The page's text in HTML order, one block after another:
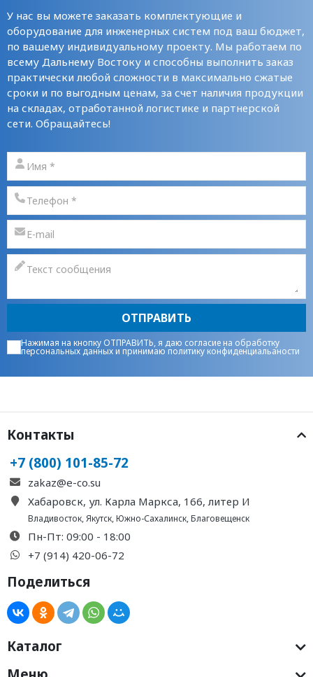
У нас вы можете заказать комплектующие и
оборудование для инженерных систем под ваш бюджет,
по вашему индивидуальному проекту. Мы работаем по
всему Дальнему Востоку и способны выполнить заказ
практически любой сложности в максимально сжатые
сроки и по выгодным ценам, за счет наличия продукции
на складах, отработанной логистике и партнерской
сети. Обращайтесь!
ОТПРАВИТЬ
Нажимая на кнопку ОТПРАВИТЬ, я даю согласие на обработку
персональных данныхи принимаюполитику конфиденциальаности
Контакты
+7 (800) 101-85-72
zakaz@e-co.su
Хабаровск, ул. Карла Маркса, 166, литер И
Владивосток,Якутск,Южно-Сахалинск,Благовещенск
Пн-Пт: 09:00 - 18:00
+7 (914) 420-06-72
Поделиться
Каталог